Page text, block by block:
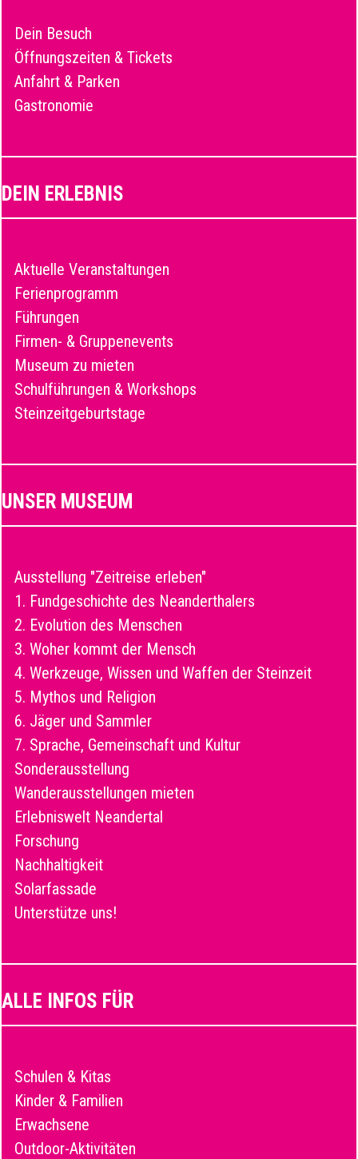
Dein Besuch
Öffnungszeiten & Tickets
Anfahrt & Parken
Gastronomie
DEIN ERLEBNIS
Aktuelle Veranstaltungen
Ferienprogramm
Führungen
Firmen- & Gruppenevents
Museum zu mieten
Schulführungen & Workshops
Steinzeitgeburtstage
UNSER MUSEUM
Ausstellung "Zeitreise erleben"
1. Fundgeschichte des Neanderthalers
2. Evolution des Menschen
3. Woher kommt der Mensch
4. Werkzeuge, Wissen und Waffen der Steinzeit
5. Mythos und Religion
6. Jäger und Sammler
7. Sprache, Gemeinschaft und Kultur
Sonderausstellung
Wanderausstellungen mieten
Erlebniswelt Neandertal
Forschung
Nachhaltigkeit
Solarfassade
Unterstütze uns!
ALLE INFOS FÜR
Schulen & Kitas
Kinder & Familien
Erwachsene
Outdoor-Aktivitäten